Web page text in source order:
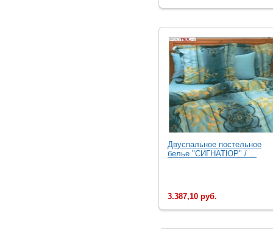
Двуспальное постельное
белье "СИГНАТЮР" / ...
3.387,10 руб.